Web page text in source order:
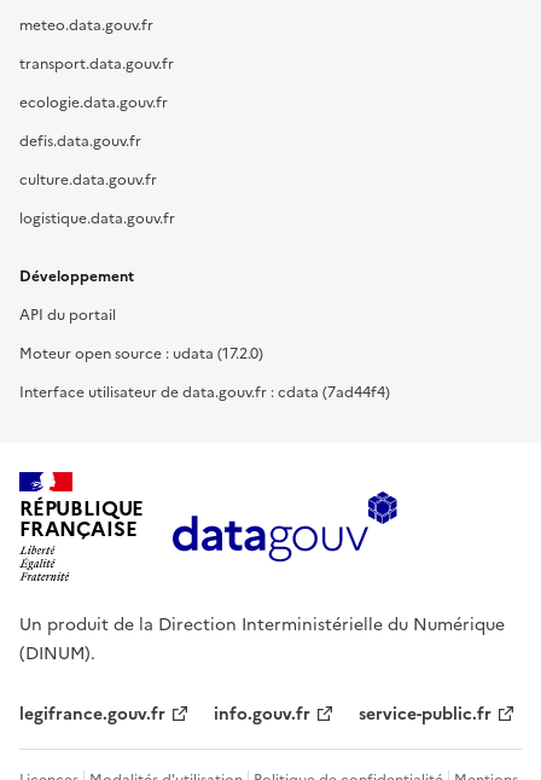
meteo.data.gouv.fr
transport.data.gouv.fr
ecologie.data.gouv.fr
defis.data.gouv.fr
culture.data.gouv.fr
logistique.data.gouv.fr
Développement
API du portail
Moteur open source : udata (17.2.0)
Interface utilisateur de data.gouv.fr : cdata (7ad44f4)
RÉPUBLIQUE
FRANÇAISE
Un produit de la Direction Interministérielle du Numérique
(DINUM).
legifrance.gouv.fr info.gouv.fr service-public.fr